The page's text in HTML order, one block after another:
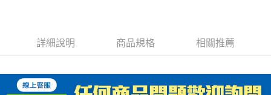
詳細說明 商品規格 相關推薦